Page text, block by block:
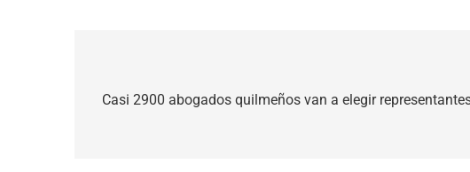
de
Casi 2900 abogados quilmeños van a elegir